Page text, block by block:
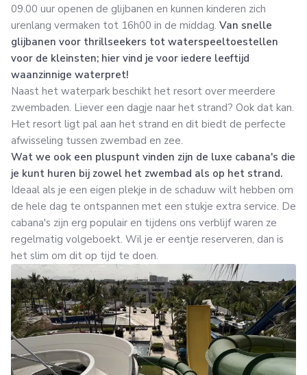
09.00 uur openen de glijbanen en kunnen kinderen zich
urenlang vermaken tot 16h00 in de middag. Van snelle
glijbanen voor thrillseekers tot waterspeeltoestellen
voor de kleinsten; hier vind je voor iedere leeftijd
waanzinnige waterpret!
Naast het waterpark beschikt het resort over meerdere
zwembaden. Liever een dagje naar het strand? Ook dat kan.
Het resort ligt pal aan het strand en dit biedt de perfecte
afwisseling tussen zwembad en zee.
Wat we ook een pluspunt vinden zijn de luxe cabana's die
je kunt huren bij zowel het zwembad als op het strand.
Ideaal als je een eigen plekje in de schaduw wilt hebben om
de hele dag te ontspannen met een stukje extra service. De
cabana's zijn erg populair en tijdens ons verblijf waren ze
regelmatig volgeboekt. Wil je er eentje reserveren, dan is
het slim om dit op tijd te doen.